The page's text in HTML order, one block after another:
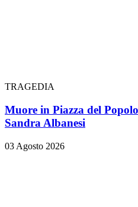
TRAGEDIA
Muore in Piazza del
Sandra Albanesi
03 Agosto 2026